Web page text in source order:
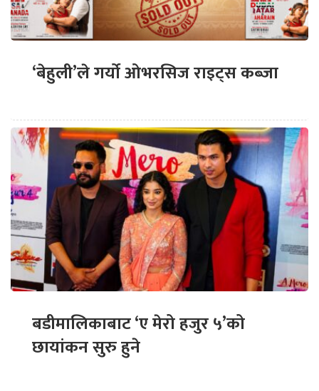
‘बेहुली’ले गर्यो ओभरसिज राइट्स कब्जा
बडीमालिकाबाट ‘ए मेरो हजुर ५’को
छायांकन सुरु हुने